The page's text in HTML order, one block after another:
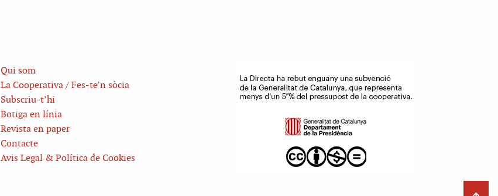
Qui som
La Cooperativa / Fes-te’n sòcia
Subscriu-t’hi
Botiga en línia
Revista en paper
Contacte
Avis Legal & Política de Cookies